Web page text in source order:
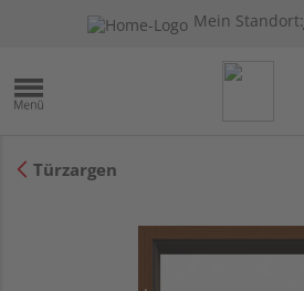
Mein Standort:
Türzargen